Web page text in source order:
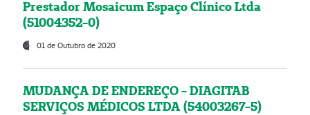
Prestador Mosaicum Espaço Clínico Ltda
(51004352-0)
01 de Outubro de 2020
MUDANÇA DE ENDEREÇO - DIAGITAB
SERVIÇOS MÉDICOS LTDA (54003267-5)